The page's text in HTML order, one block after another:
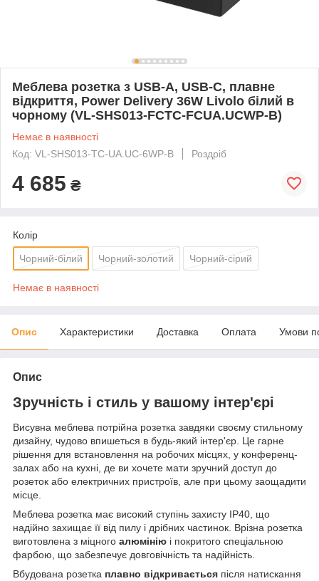
Меблева розетка з USB-A, USB-С, плавне
відкриття, Power Delivery 36W Livolo білий в
чорному (VL-SHS013-FCTC-FCUA.UCWP-B)
Немає в наявності
Код: VL-SHS013-TC-UA.UC-6WP-B
Роздріб
4 685 ₴
Колір
Чорний-білий Чорний-золотий Чорний-сірий
Немає в наявності
Опис Характеристики Доставка Оплата Умови
Опис
Зручність і стиль у вашому інтер'єрі
Висувна меблева потрійна розетка завдяки своєму стильному
дизайну, чудово впишеться в будь-який інтер'єр. Це гарне
рішення для встановлення на робочих місцях, у конференц-
залах або на кухні, де ви хочете мати зручний доступ до
розеток або електричних пристроїв, але при цьому заощадити
місце.
Меблева розетка має високий ступінь захисту IP40, що
надійно захищає її від пилу і дрібних частинок. Врізна розетка
виготовлена з міцного алюмінію і покритого спеціальною
фарбою, що забезпечує довговічність та надійність.
Вбудована розетка плавно відкривається після натискання